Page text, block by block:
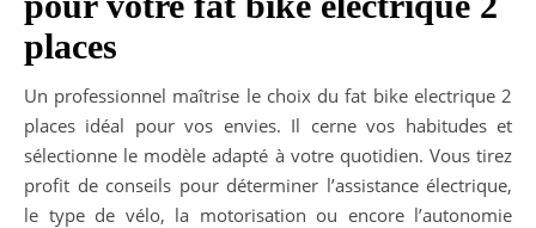
places
Un professionnel maîtrise le choix du fat bike electrique 2
places idéal pour vos envies. Il cerne vos habitudes et
sélectionne le modèle adapté à votre quotidien. Vous tirez
profit de conseils pour déterminer l’assistance électrique,
le type de vélo, la motorisation ou encore l’autonomie